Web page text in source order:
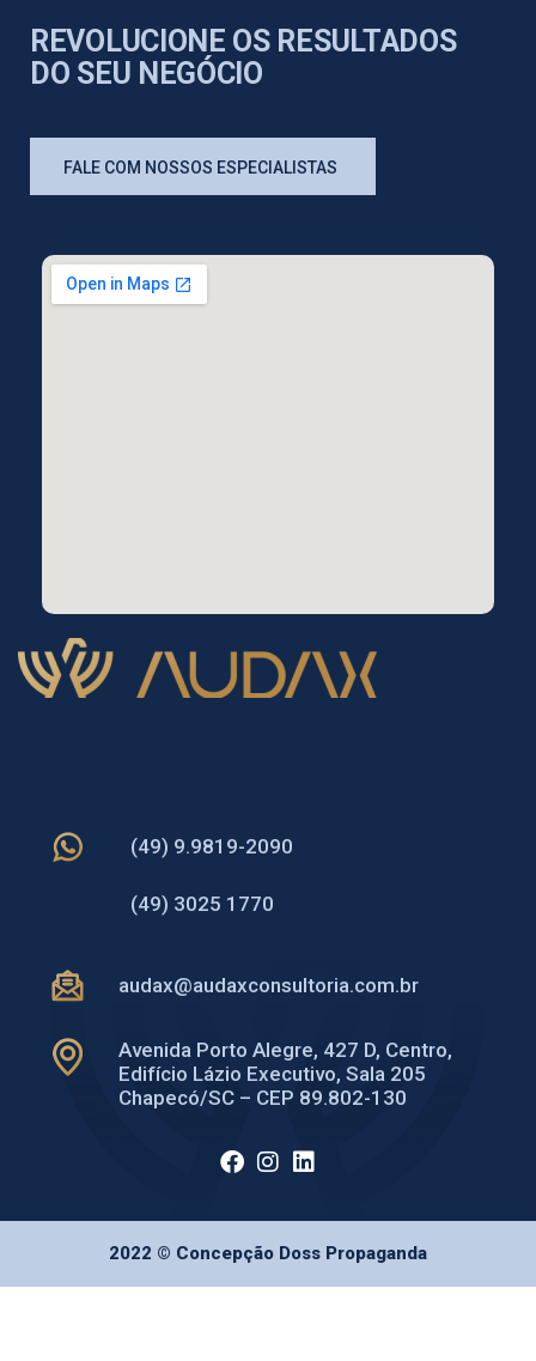
REVOLUCIONE OS RESULTADOS
DO SEU NEGÓCIO
FALE COM NOSSOS ESPECIALISTAS
(49) 9.9819-2090
(49) 3025 1770
audax@audaxconsultoria.com.br
Avenida Porto Alegre, 427 D, Centro,
Edifício Lázio Executivo, Sala 205
Chapecó/SC – CEP 89.802-130
2022 © Concepção Doss Propaganda